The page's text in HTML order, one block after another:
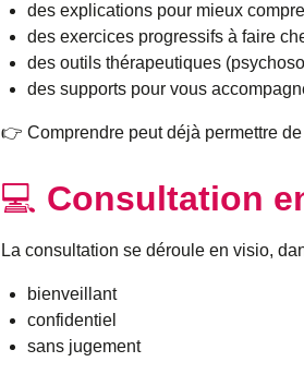
des explications pour mieux
des exercices progressifs à faire
des outils thérapeutiques
des supports pour vous
👉 Comprendre peut déjà permettre
💻 Consultation
La consultation se déroule en visio,
bienveillant
confidentiel
sans jugement